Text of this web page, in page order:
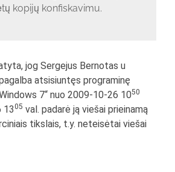
kopijų konfiskavimu.
jog Sergejus Bernotas u
atsisiuntęs programinę
7“ nuo 2009-10-26 1050
1305 val. padarė ją viešai prieinamą
tikslais, t.y. neteisėtai viešai